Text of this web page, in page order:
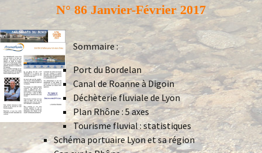
N° 86 Janvier-Février 2017
Sommaire :
Port du Bordelan
Canal de Roanne à Digoin
Déchèterie fluviale de Lyon
Plan Rhône : 5 axes
Tourisme fluvial : statistiques
Schéma portuaire Lyon et sa région